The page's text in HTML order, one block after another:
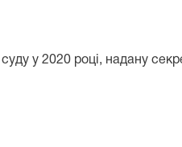
у 2020 році, надану